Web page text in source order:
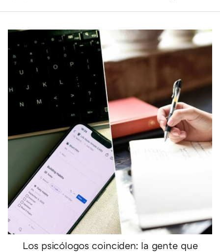
Los psicólogos coinciden: la gente que